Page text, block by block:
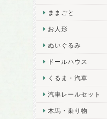
ままごと
お人形
ぬいぐるみ
ドールハウス
くるま・汽車
汽車レールセット
木馬・乗り物